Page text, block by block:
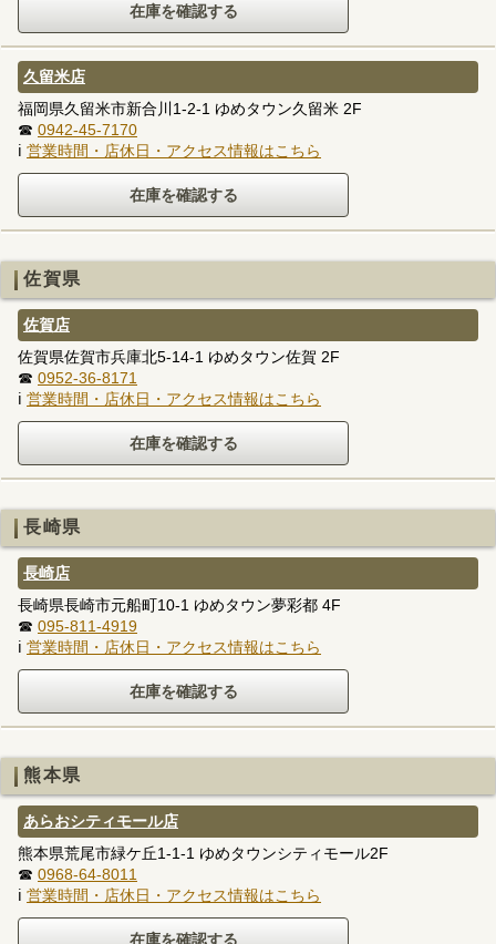
久留米店
福岡県久留米市新合川1-2-1 ゆめタウン久留米 2F
☎ 0942-45-7170
ℹ 営業時間・店休日・アクセス情報はこちら
佐賀県
佐賀店
佐賀県佐賀市兵庫北5-14-1 ゆめタウン佐賀 2F
☎ 0952-36-8171
ℹ 営業時間・店休日・アクセス情報はこちら
長崎県
長崎店
長崎県長崎市元船町10-1 ゆめタウン夢彩都 4F
☎ 095-811-4919
ℹ 営業時間・店休日・アクセス情報はこちら
熊本県
あらおシティモール店
熊本県荒尾市緑ケ丘1-1-1 ゆめタウンシティモール2F
☎ 0968-64-8011
ℹ 営業時間・店休日・アクセス情報はこちら